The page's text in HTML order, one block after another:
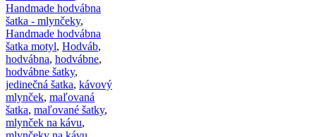
Handmade hodvábna
šatka - mlynčeky,
Handmade hodvábna
šatka motyl, Hodváb,
hodvábna, hodvábne,
hodvábne šatky,
jedinečná šatka, kávový
mlynček, maľovaná
šatka, maľované šatky,
mlynček na kávu,